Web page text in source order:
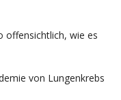
offensichtlich, wie es
von Lungenkrebs